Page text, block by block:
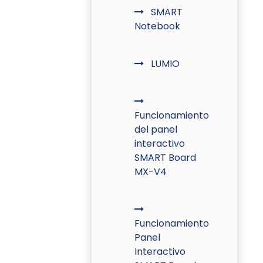
SMART
Notebook
LUMIO
Funcionamiento
del panel
interactivo
SMART Board
MX-V4
Funcionamiento
Panel
Interactivo